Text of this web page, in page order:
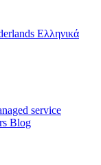
Ελληνικά
service
Blog